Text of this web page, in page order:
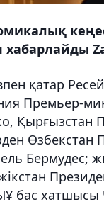
хабарлайды
қатар
Премьер-
Қырғызстан
Өзбекстан
Бермудес;
бас